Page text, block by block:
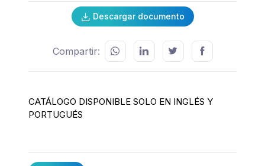
Descargar documento
Compartir:
CATÁLOGO DISPONIBLE SOLO EN INGLÉS Y
PORTUGUÉS